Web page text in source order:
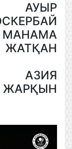
АУЫР
АЗИЯ